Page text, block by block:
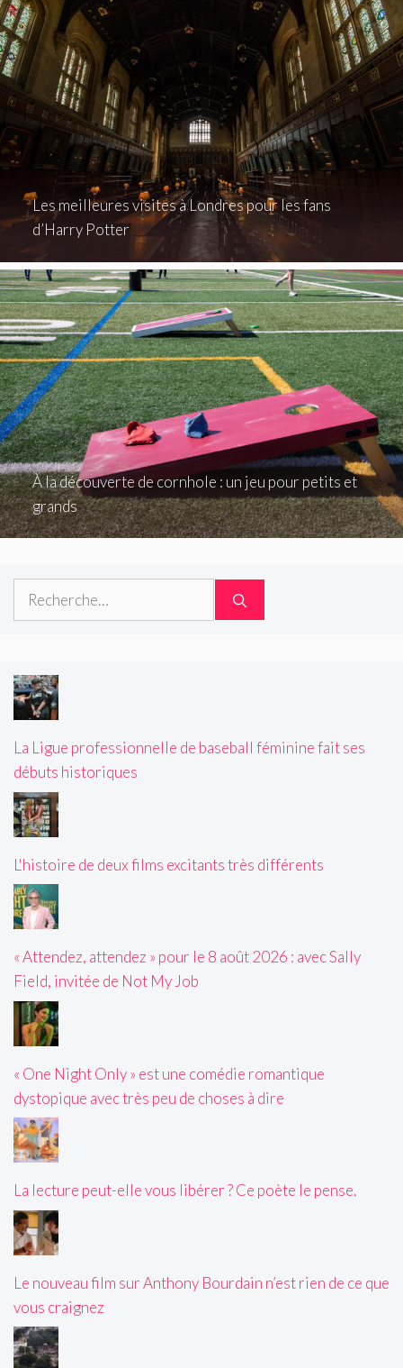
Les meilleures visites à Londres pour les fans
d’Harry Potter
À la découverte de cornhole : un jeu pour petits et
grands
Rechercher :
La Ligue professionnelle de baseball féminine fait ses
débuts historiques
L'histoire de deux films excitants très différents
« Attendez, attendez » pour le 8 août 2026 : avec Sally
Field, invitée de Not My Job
« One Night Only » est une comédie romantique
dystopique avec très peu de choses à dire
La lecture peut-elle vous libérer ? Ce poète le pense.
Le nouveau film sur Anthony Bourdain n’est rien de ce que
vous craignez